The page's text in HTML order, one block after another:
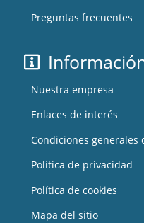
Preguntas frecuentes
Nuestra empresa
Enlaces de interés
Condiciones generales
Política de privacidad
Política de cookies
Mapa del sitio